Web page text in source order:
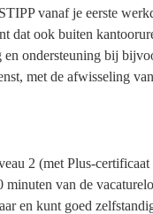
vanaf je eerste
dat ook buiten
en ondersteuning bij
met de afwisseling
2 (met Plus-
minuten van de
en kunt goed